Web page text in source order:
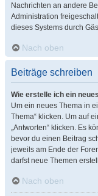
Nachrichten an andere
Administration
dieses Systems durch
Nach oben
Beiträge schreiben
Wie erstelle ich ein
Um ein neues Thema in
Thema“ klicken. Um auf
„Antworten“ klicken. Es
bevor du einen Beitrag
jeweils am Ende der
darfst neue Themen
Nach oben